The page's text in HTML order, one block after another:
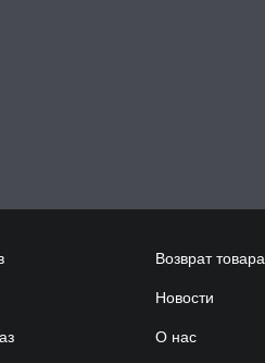
Возврат товара
Новости
О нас